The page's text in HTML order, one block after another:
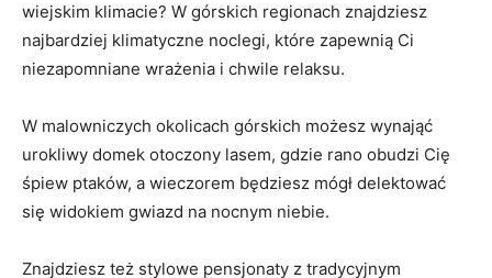
wiejskim klimacie? W górskich regionach znajdziesz
najbardziej klimatyczne noclegi, które zapewnią⁤ Ci
niezapomniane wrażenia i chwile relaksu.
W malowniczych okolicach‍ górskich możesz ‍wynająć ​
urokliwy domek otoczony lasem, gdzie rano obudzi⁢ Cię ​
śpiew ptaków, a wieczorem będziesz mógł delektować
się​ widokiem ⁣gwiazd⁤ na ‌nocnym niebie.
Znajdziesz⁢ też stylowe ‍pensjonaty z tradycyjnym